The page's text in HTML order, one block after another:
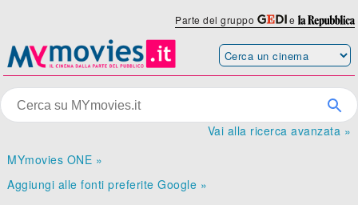
Parte del gruppo e
Vai alla ricerca avanzata »
MYmovies ONE »
Aggiungi alle fonti preferite Google »